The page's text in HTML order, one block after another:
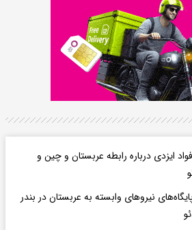
ایزدی درباره رابطه عربستان و چین و
نیروهای وابسته به عربستان در بندر